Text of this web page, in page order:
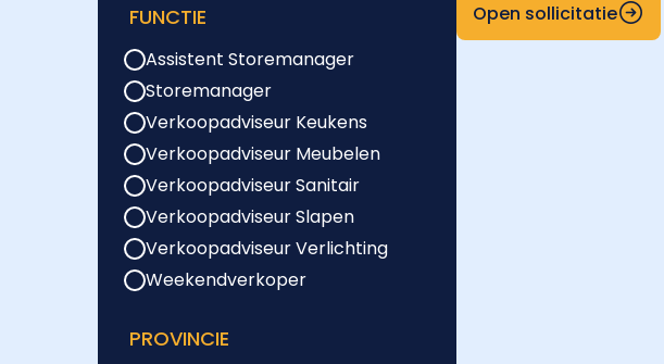
FUNCTIE
Assistent Storemanager
Storemanager
Verkoopadviseur Keukens
Verkoopadviseur Meubelen
Verkoopadviseur Sanitair
Verkoopadviseur Slapen
Verkoopadviseur Verlichting
Weekendverkoper
PROVINCIE
Open sollicitatie